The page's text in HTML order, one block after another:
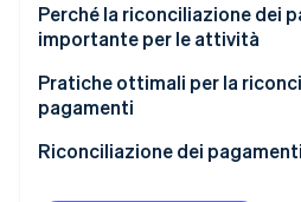
Stripe Sessions 2026
Scopri come Stripe sta
Guarda ora
Perché la riconciliazione dei
importante per le attività
Pratiche ottimali per la
pagamenti
Riconciliazione dei